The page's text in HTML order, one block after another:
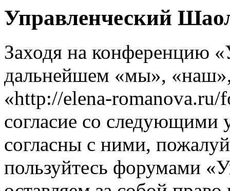
Управленческий
Заходя на конференцию
дальнейшем «мы»,
«http://elena-romanova.ru/
согласие со следующими
согласны с ними,
пользуйтесь форумами